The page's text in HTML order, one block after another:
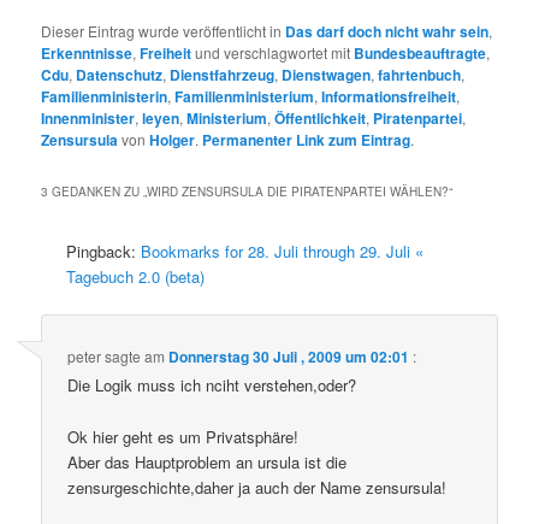
Dieser Eintrag wurde veröffentlicht in Das darf doch nicht wahr sein,
Erkenntnisse,Freiheitund verschlagwortet mit Bundesbeauftragte,
Cdu, Datenschutz, Dienstfahrzeug, Dienstwagen,fahrtenbuch,
Familienministerin,Familienministerium,Informationsfreiheit,
Innenminister,leyen,Ministerium,Öffentlichkeit, Piratenpartei,
ZensursulavonHolger. Permanenter Link zum Eintrag.
3 GEDANKEN ZU „WIRD ZENSURSULA DIE PIRATENPARTEI WÄHLEN?“
Pingback: Bookmarks for 28. Juli through 29. Juli «
Tagebuch 2.0 (beta)
petersagte am Donnerstag 30 Juli , 2009 um 02:01 :
Die Logik muss ich nciht verstehen,oder?
Ok hier geht es um Privatsphäre!
Aber das Hauptproblem an ursula ist die
zensurgeschichte,daher ja auch der Name zensursula!